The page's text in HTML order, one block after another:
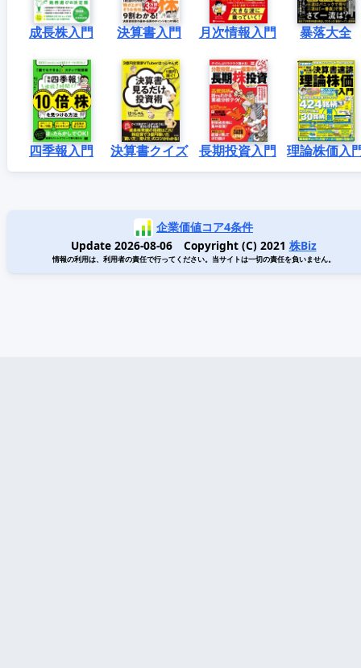
成長株入門 決算書入門 月次情報入門 暴落大全
四季報入門 決算書クイズ 長期投資入門 理論株価入
企業価値コア4条件
Update 2026-08-06 Copyright (C) 2021 株Biz
情報の利用は、利用者の責任で行ってください。当サイトは一切の責任を負いません。